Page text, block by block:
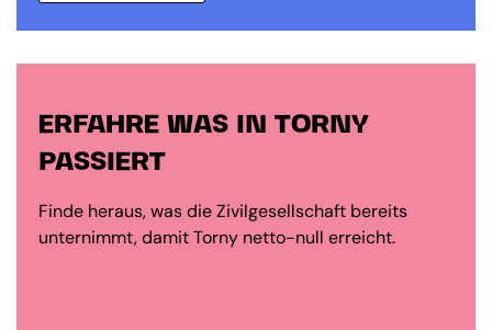
ERFAHRE WAS IN TORNY
PASSIERT
Finde heraus, was die Zivilgesellschaft bereits
unternimmt, damit Torny netto-null erreicht.